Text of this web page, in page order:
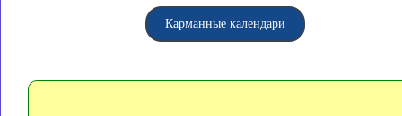
Карманные календари